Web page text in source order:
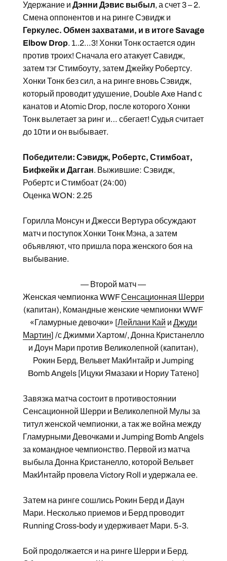
Удержание и Дэнни Дэвис выбыл, а счет 3 – 2.
Смена оппонентов и на ринге Сэвидж и
Геркулес. Обмен захватами, и в итоге Savage
Elbow Drop. 1..2…3! Хонки Тонк остается один
против троих! Сначала его атакует Савидж,
затем тэг Стимбоуту, затем Джейку Робертсу.
Хонки Тонк без сил, а на ринге вновь Сэвидж,
который проводит удушение, Double Axe Hand с
канатов и Atomic Drop, после которого Хонки
Тонк вылетает за ринг и… сбегает! Судья считает
до 10ти и он выбывает.
Победители: Сэвидж, Робертс, Стимбоат,
Бифкейк и Дагган. Выжившие: Сэвидж,
Робертс и Стимбоат (24:00)
Оценка WON: 2.25
Горилла Монсун и Джесси Вертура обсуждают
матч и поступок Хонки Тонк Мэна, а затем
объявляют, что пришла пора женского боя на
выбывание.
— Второй матч —
Женская чемпионка WWFСенсационная Шерри
(капитан), Командные женские чемпионки WWF
«Гламурные девочки» [Лейлани Кай и Джуди
Мартин] /с Джимми Хартом/, Донна Кристанелло
и Доун Мари против Великолепной (капитан),
Рокин Берд, Вельвет МакИнтайр и Jumping
Bomb Angels [Ицуки Ямазаки и Нориу Татено]
Завязка матча состоит в противостоянии
Сенсационной Шерри и Великолепной Мулы за
титул женской чемпионки, а так же война между
Гламурными Девочками и Jumping Bomb Angels
за командное чемпионство. Первой из матча
выбыла Донна Кристанелло, которой Вельвет
МакИнтайр провела Victory Roll и удержала ее.
Затем на ринге сошлись Рокин Берд и Даун
Мари. Несколько приемов и Берд проводит
Running Cross-body и удерживает Мари. 5-3.
Бой продолжается и на ринге Шерри и Берд.